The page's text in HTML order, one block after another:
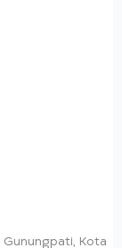
Gunungpati, Kota